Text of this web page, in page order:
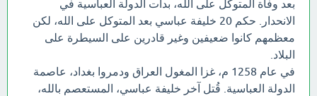
بعد وفاة المتوكل على الله، بدأت الدولة العباسية في
الانحدار. حكم 20 خليفة عباسي بعد المتوكل على الله، لكن
معظمهم كانوا ضعيفين وغير قادرين على السيطرة على
البلاد.
في عام 1258 م، غزا المغول العراق ودمروا بغداد، عاصمة
الدولة العباسية. قُتل آخر خليفة عباسي، المستعصم بالله،